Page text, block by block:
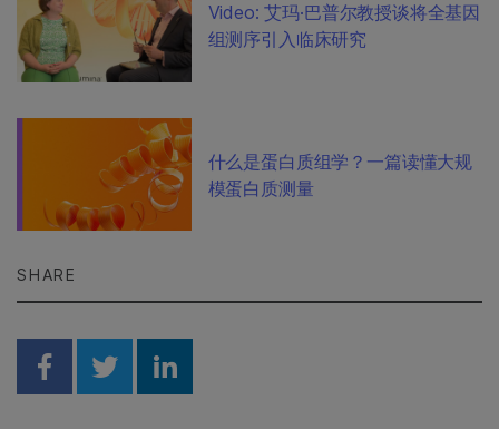
Video: 艾玛·巴普尔教授谈将全基因
组测序引入临床研究
什么是蛋白质组学？一篇读懂大规
模蛋白质测量
SHARE
Share on Facebook
Share on Twitter
Share on Linkedin